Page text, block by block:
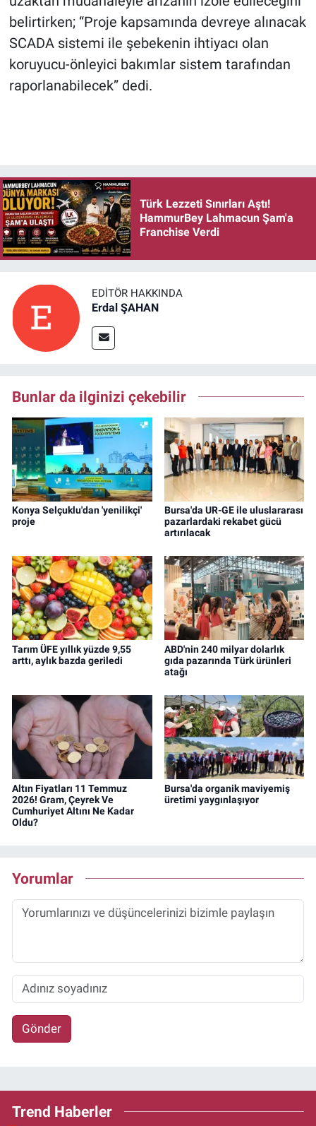
belirtirken; “Proje kapsamında devreye alınacak
SCADA sistemi ile şebekenin ihtiyacı olan
koruyucu-önleyici bakımlar sistem tarafından
raporlanabilecek” dedi.
Türk Lezzeti Sınırları Aştı!
HammurBey Lahmacun Şam'a
Franchise Verdi
EDITÖR HAKKINDA
Erdal ŞAHAN
Bunlar da ilginizi çekebilir
Konya Selçuklu'dan 'yenilikçi'
proje
Bursa'da UR-GE ile uluslararası
pazarlardaki rekabet gücü
artırılacak
Tarım ÜFE yıllık yüzde 9,55
arttı, aylık bazda geriledi
ABD'nin 240 milyar dolarlık
gıda pazarında Türk ürünleri
atağı
Altın Fiyatları 11 Temmuz
2026! Gram, Çeyrek Ve
Cumhuriyet Altını Ne Kadar
Oldu?
Bursa'da organik maviyemiş
üretimi yaygınlaşıyor
Yorumlar
Gönder
Trend Haberler